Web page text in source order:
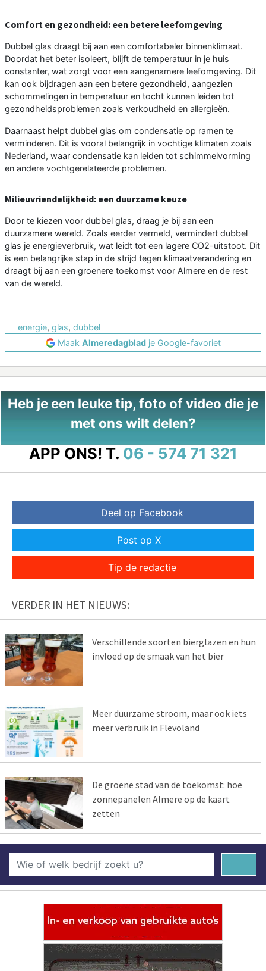
Comfort en gezondheid: een betere leefomgeving
Dubbel glas draagt bij aan een comfortabeler binnenklimaat.
Doordat het beter isoleert, blijft de temperatuur in je huis
constanter, wat zorgt voor een aangenamere leefomgeving. Dit
kan ook bijdragen aan een betere gezondheid, aangezien
schommelingen in temperatuur en tocht kunnen leiden tot
gezondheidsproblemen zoals verkoudheid en allergieën.
Daarnaast helpt dubbel glas om condensatie op ramen te
verminderen. Dit is vooral belangrijk in vochtige klimaten zoals
Nederland, waar condensatie kan leiden tot schimmelvorming
en andere vochtgerelateerde problemen.
Milieuvriendelijkheid: een duurzame keuze
Door te kiezen voor dubbel glas, draag je bij aan een
duurzamere wereld. Zoals eerder vermeld, vermindert dubbel
glas je energieverbruik, wat leidt tot een lagere CO2-uitstoot. Dit
is een belangrijke stap in de strijd tegen klimaatverandering en
draagt bij aan een groenere toekomst voor Almere en de rest
van de wereld.
energie, glas, dubbel
Maak Almeredagbladje Google-favoriet
Heb je een leuke tip, foto of video die je
met ons wilt delen?
APP ONS! T. 06 - 574 71 321
Deel op Facebook
Post op X
Tip de redactie
VERDER IN HET NIEUWS:
Verschillende soorten bierglazen en hun
invloed op de smaak van het bier
Meer duurzame stroom, maar ook iets
meer verbruik in Flevoland
De groene stad van de toekomst: hoe
zonnepanelen Almere op de kaart
zetten